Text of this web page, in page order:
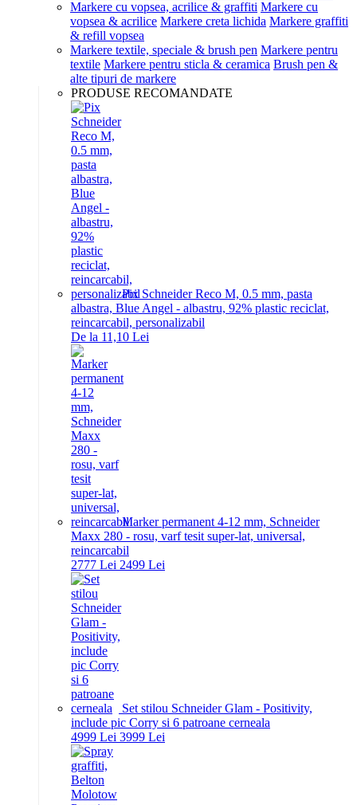
Markere cu vopsea, acrilice & graffiti Markere cu
vopsea & acrilice Markere creta lichida Markere graffiti
& refill vopsea
Markere textile, speciale & brush pen Markere pentru
textile Markere pentru sticla & ceramica Brush pen &
alte tipuri de markere
PRODUSE RECOMANDATE
Pix Schneider Reco M, 0.5 mm, pasta
albastra, Blue Angel - albastru, 92% plastic reciclat,
reincarcabil, personalizabil
De la 11,10 Lei
Marker permanent 4-12 mm, Schneider
Maxx 280 - rosu, varf tesit super-lat, universal,
reincarcabil
2777 Lei 2499 Lei
Set stilou Schneider Glam - Positivity,
include pic Corry si 6 patroane cerneala
4999 Lei 3999 Lei